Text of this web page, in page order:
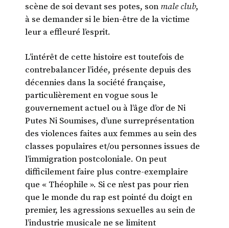
scène de soi devant ses potes, son male club,
à se demander si le bien-être de la victime
leur a effleuré l’esprit.
L’intérêt de cette histoire est toutefois de
contrebalancer l’idée, présente depuis des
décennies dans la société française,
particulièrement en vogue sous le
gouvernement actuel ou à l’âge d’or de Ni
Putes Ni Soumises, d’une surreprésentation
des violences faites aux femmes au sein des
classes populaires et/ou personnes issues de
l’immigration postcoloniale. On peut
difficilement faire plus contre-exemplaire
que « Théophile ». Si ce n’est pas pour rien
que le monde du rap est pointé du doigt en
premier, les agressions sexuelles au sein de
l’industrie musicale ne se limitent